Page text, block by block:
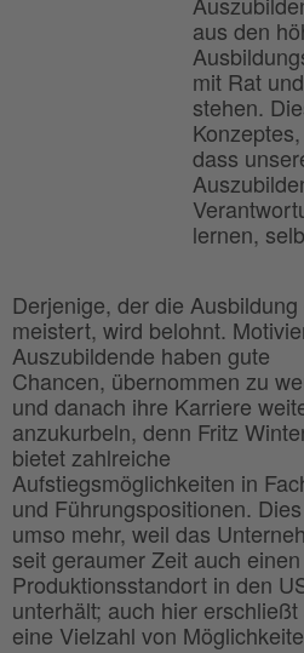
aus den
mit Rat
stehen.
dass
lernen,
Derjenige, der die
meistert, wird belohnt.
Auszubildende haben gute
Chancen, übernommen zu
und danach ihre Karriere
anzukurbeln, denn Fritz
bietet zahlreiche
Aufstiegsmöglichkeiten in
und Führungspositionen.
umso mehr, weil das
seit geraumer Zeit auch einen
Produktionsstandort in den
unterhält; auch hier erschließt
eine Vielzahl von